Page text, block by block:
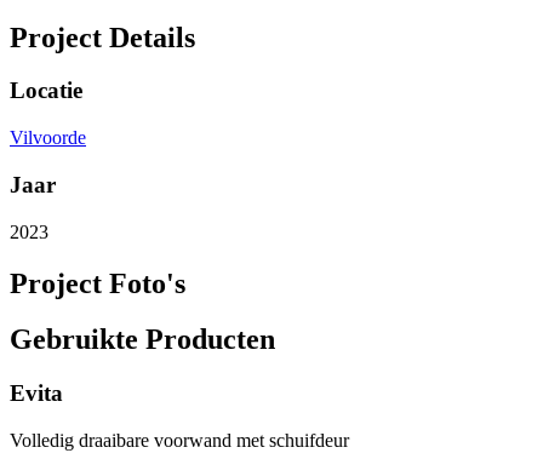
Project Details
Locatie
Vilvoorde
Jaar
2023
Project Foto's
Gebruikte Producten
Evita
Volledig draaibare voorwand met schuifdeur